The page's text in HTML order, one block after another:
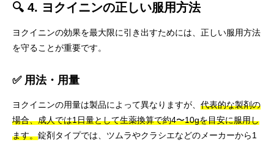
🔍 4. ヨクイニンの正しい服用方法
ヨクイニンの効果を最大限に引き出すためには、正しい服用方法
を守ることが重要です。
✅ 用法・用量
ヨクイニンの用量は製品によって異なりますが、 代表的な製剤の
場合、成人では1日量として生薬換算で約4〜10gを目安に服用し
ます。錠剤タイプでは、ツムラやクラシエなどのメーカーから1